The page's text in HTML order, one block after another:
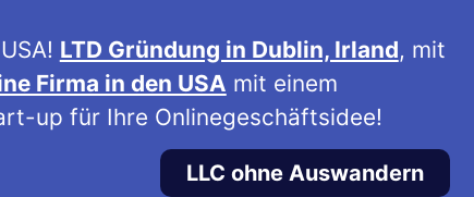
LTD Gründung in Dublin, Irland, mit
Firma in den USA mit einem
up für Ihre Onlinegeschäftsidee!
LLC ohne Auswandern